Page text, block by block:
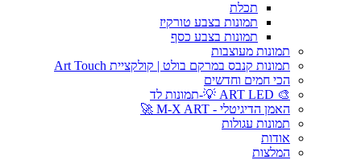
תכלת
תמונות בצבע טורקיז
תמונות בצבע כסף
תמונות מעוצבות
תמונות קנבס במרקם בולט | קולקציית Art Touch
הכי חמים וחדשים
🎨 ART LED 💡-תמונות לד
האמן הדיגיטלי - M-X ART 🚀
תמונות עגולות
אודות
המלצות